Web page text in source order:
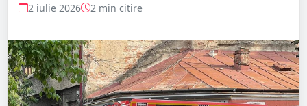
2 iulie 2026 2 min citire